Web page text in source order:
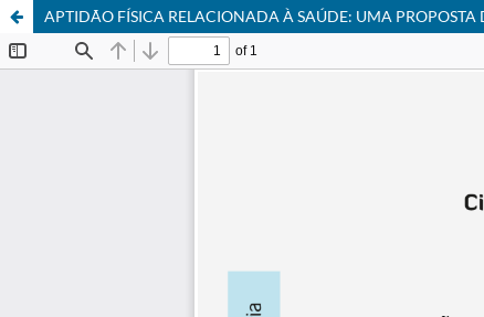
APTIDÃO FÍSICA RELACIONADA À SAÚDE: UMA